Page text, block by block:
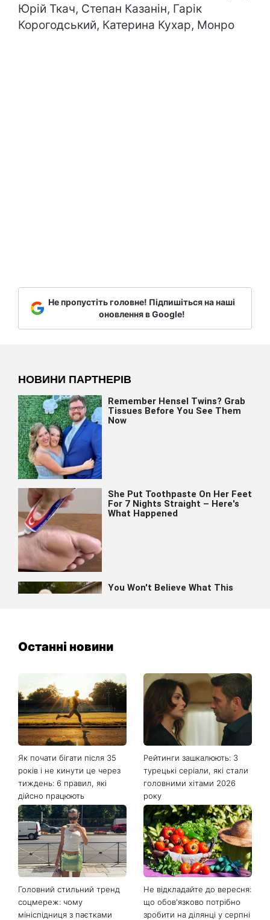
Юрій Ткач, Степан Казанін, Гарік
Корогодський, Катерина Кухар, Монро
Не пропустіть головне! Підпишіться на наші
оновлення в Google!
Останні новини
Як почати бігати після 35
років і не кинути це через
тиждень: 6 правил, які
дійсно працюють
Рейтинги зашкалюють: 3
турецькі серіали, які стали
головними хітами 2026
року
Головний стильний тренд
соцмереж: чому
мініспідниця з паєтками
Не відкладайте до вересня:
що обов'язково потрібно
зробити на ділянці у серпні